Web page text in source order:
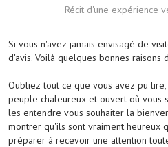
Récit d'une expérience
Si vous n'avez jamais envisagé de
d'avis. Voilà quelques bonnes raisons
Oubliez tout ce que vous avez pu
peuple chaleureux et ouvert où vous
les entendre vous souhaiter la
montrer qu'ils sont vraiment heureux
préparer à recevoir une attention